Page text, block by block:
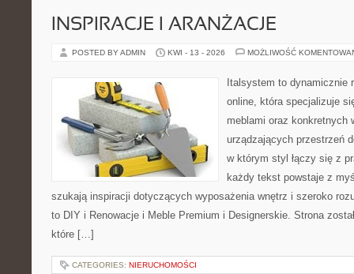
INSPIRACJE I ARANŻACJE
POSTED BY ADMIN KWI - 13 - 2026 MOŻLIWOŚĆ
Italsystem to dynamicznie
online, która specjalizuje
meblami oraz konkretnych
urządzających przestrzeń
w którym styl łączy się z
każdy tekst powstaje z
szukają inspiracji dotyczących wyposażenia wnętrz i szeroko
to DIY i Renowacje i Meble Premium i Designerskie. Strona
które […]
CATEGORIES: NIERUCHOMOŚCI